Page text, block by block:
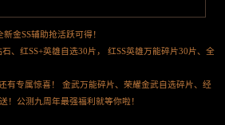
金SS辅助抢活跃可得！
、红SS+英雄自选30片， 红SS英雄万能碎片30片、全
有专属惊喜！ 金武万能碎片、荣耀金武自选碎片、经
！公测九周年最强福利就等你啦！